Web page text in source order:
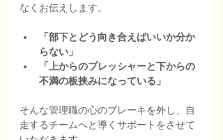
なくお伝えします。
「部下とどう向き合えばいいか分か
らない」
「上からのプレッシャーと下からの
不満の板挟みになっている」
そんな管理職の心のブレーキを外し、自
走するチームへと導くサポートをさせて